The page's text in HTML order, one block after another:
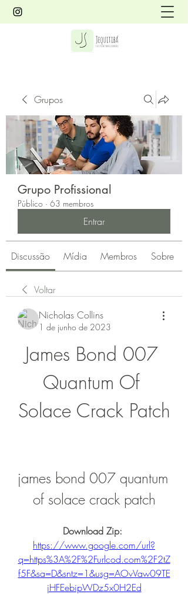
Grupos
Grupo Profissional
Público · 63 membros
Entrar
Discussão Mídia Membros Sobre
Voltar
Nicholas Collins
1 de junho de 2023
James Bond 007
Quantum Of
Solace Crack Patch
james bond 007 quantum
of solace crack patch
https://www.google.com/url?
q=https%3A%2F%2Furlcod.com%2F2tZ
f5F&sa=D&sntz=1&usg=AOvVaw09TE
jHFEebipWDz5x0H2Ed